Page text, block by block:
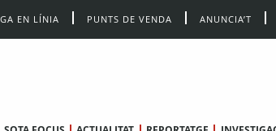
EN LÍNIA PUNTS DE VENDA ANUNCIA’T